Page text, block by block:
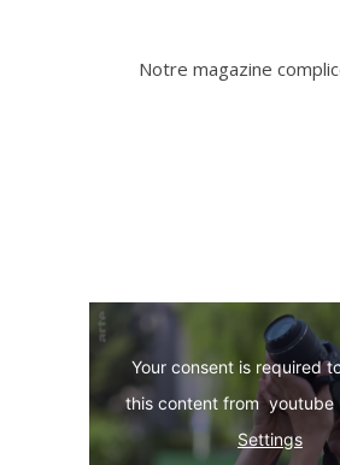
Notre magazine
Your consent is required
this content from
Settings